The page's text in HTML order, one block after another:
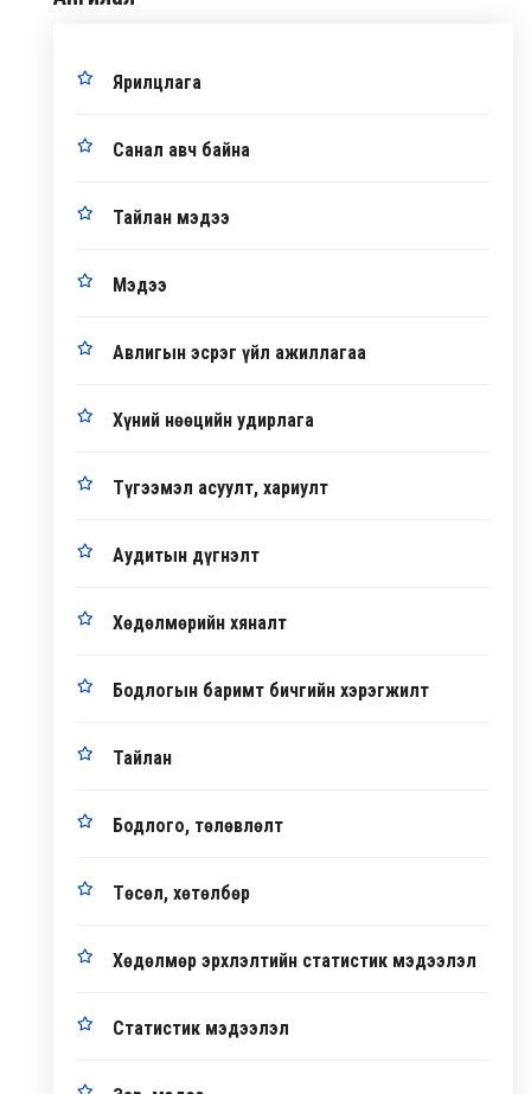
Ярилцлага
Санал авч байна
Тайлан мэдээ
Мэдээ
Авлигын эсрэг үйл ажиллагаа
Хүний нөөцийн удирлага
Түгээмэл асуулт, хариулт
Аудитын дүгнэлт
Хөдөлмөрийн хяналт
Бодлогын баримт бичгийн хэрэгжилт
Тайлан
Бодлого, төлөвлөлт
Төсөл, хөтөлбөр
Хөдөлмөр эрхлэлтийн статистик мэдээлэл
Статистик мэдээлэл